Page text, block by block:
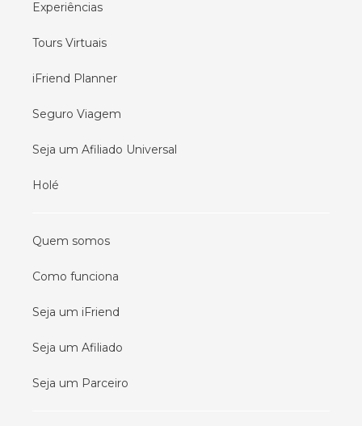
Experiências
Tours Virtuais
iFriend Planner
Seguro Viagem
Seja um Afiliado Universal
Holé
Quem somos
Como funciona
Seja um iFriend
Seja um Afiliado
Seja um Parceiro